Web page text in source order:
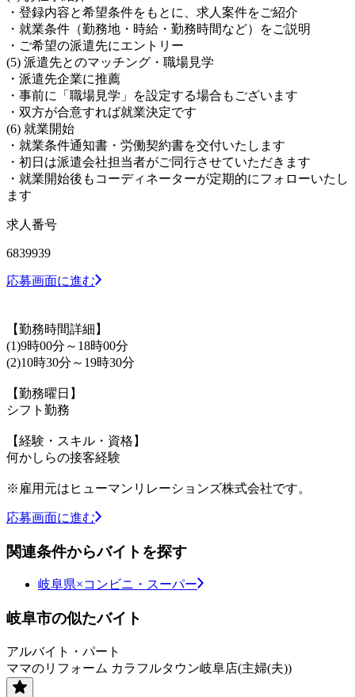
・登録内容と希望条件をもとに、求人案件をご紹介
・就業条件（勤務地・時給・勤務時間など）をご説明
・ご希望の派遣先にエントリー
(5) 派遣先とのマッチング・職場見学
・派遣先企業に推薦
・事前に「職場見学」を設定する場合もございます
・双方が合意すれば就業決定です
(6) 就業開始
・就業条件通知書・労働契約書を交付いたします
・初日は派遣会社担当者がご同行させていただきます
・就業開始後もコーディネーターが定期的にフォローいたし
ます
求人番号
6839939
応募画面に進む
【勤務時間詳細】
(1)9時00分～18時00分
(2)10時30分～19時30分
【勤務曜日】
シフト勤務
【経験・スキル・資格】
何かしらの接客経験
※雇用元はヒューマンリレーションズ株式会社です。
応募画面に進む
関連条件からバイトを探す
岐阜県×コンビニ・スーパー
岐阜市の似たバイト
アルバイト・パート
ママのリフォーム カラフルタウン岐阜店(主婦(夫))